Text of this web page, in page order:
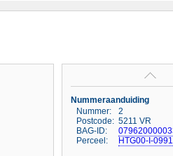
Nummeraanduiding
Nummer:
2
Postcode: 5211 VR
BAG-ID:
Perceel:
HTG00-I-0991